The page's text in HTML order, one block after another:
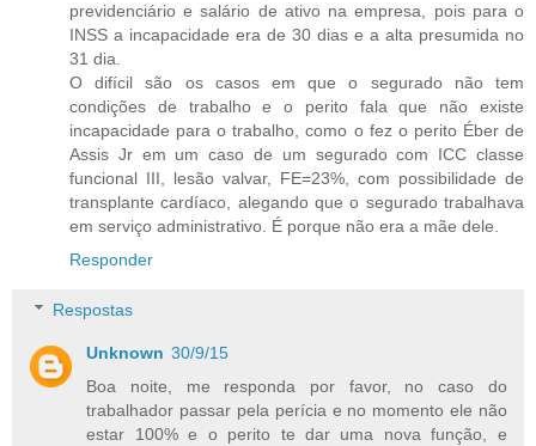
previdenciário e salário de ativo na empresa, pois para o
INSS a incapacidade era de 30 dias e a alta presumida no
31 dia.
O difícil são os casos em que o segurado não tem
condições de trabalho e o perito fala que não existe
incapacidade para o trabalho, como o fez o perito Éber de
Assis Jr em um caso de um segurado com ICC classe
funcional III, lesão valvar, FE=23%, com possibilidade de
transplante cardíaco, alegando que o segurado trabalhava
em serviço administrativo. É porque não era a mãe dele.
Responder
Respostas
Unknown 30/9/15
Boa noite, me responda por favor, no caso do
trabalhador passar pela perícia e no momento ele não
estar 100% e o perito te dar uma nova função, e